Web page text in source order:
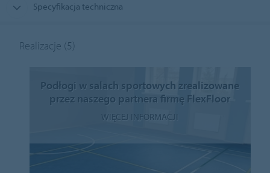
Specyfikacja techniczna
Realizacje (5)
Podłogi w salach sportowych zrealizowane
przez naszego partnera firmę FlexFloor
WIĘCEJ INFORMACJI